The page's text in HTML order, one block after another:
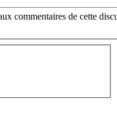
commentaires de cette